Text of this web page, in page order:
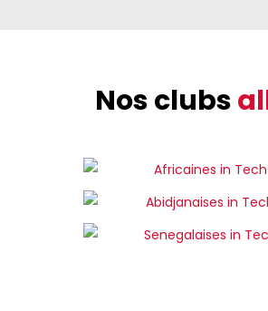
Nos clubs